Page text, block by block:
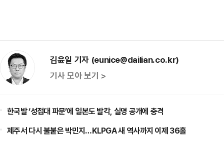
김윤일 기자 (eunice@dailian.co.kr)
기사 모아 보기 >
한국발 ‘성접대 파문’에 일본도 발칵, 실명 공개에 충격
제주서 다시 불붙은 박민지…KLPGA 새 역사까지 이제 36홀